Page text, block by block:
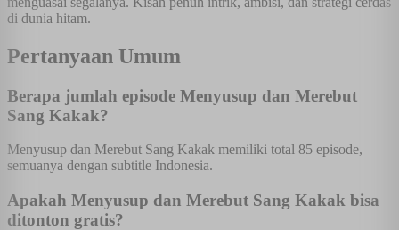
di dunia hitam.
Pertanyaan Umum
Berapa jumlah episode Menyusup dan Merebut
Sang Kakak?
Menyusup dan Merebut Sang Kakak memiliki total 85 episode,
semuanya dengan subtitle Indonesia.
Apakah Menyusup dan Merebut Sang Kakak bisa
ditonton gratis?